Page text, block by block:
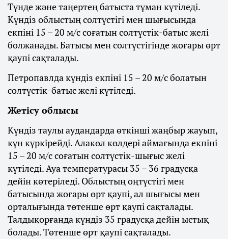
Түнде және таңертең батыста тұман күтіледі.
Күндіз облыстың солтүстігі мен шығысында
екпіні 15 – 20 м/с соғатын солтүстік-батыс желі
болжанады. Батысы мен солтүстігінде жоғары өрт
қаупі сақталады.
Петропавлда күндіз екпіні 15 – 20 м/с болатын
солтүстік-батыс желі күтіледі.
Жетісу облысы
Күндіз таулы аудандарда өткінші жаңбыр жауып,
күн күркірейді. Алакөл көлдері аймағында екпіні
15 – 20 м/с соғатын солтүстік-шығыс желі
күтіледі. Ауа температурасы 35 – 36 градусқа
дейін көтеріледі. Облыстың оңтүстігі мен
батысында жоғары өрт қаупі, ал шығысы мен
орталығында төтенше өрт қаупі сақталады.
Талдықорғанда күндіз 35 градусқа дейін ыстық
болады. Төтенше өрт қаупі сақталады.